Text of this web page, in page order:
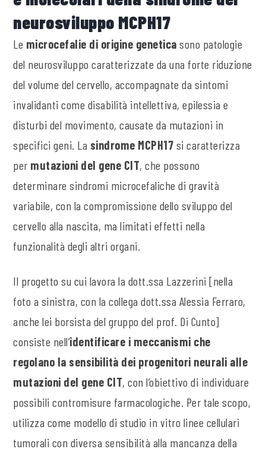
neurosviluppo MCPH17
Le microcefalie di origine genetica sono patologie
del neurosviluppo caratterizzate da una forte riduzione
del volume del cervello, accompagnate da sintomi
invalidanti come disabilità intellettiva, epilessia e
disturbi del movimento, causate da mutazioni in
specifici geni. La sindrome MCPH17 si caratterizza
per mutazioni del gene CIT, che possono
determinare sindromi microcefaliche di gravità
variabile, con la compromissione dello sviluppo del
cervello alla nascita, ma limitati effetti nella
funzionalità degli altri organi.
Il progetto su cui lavora la dott.ssa Lazzerini [nella
foto a sinistra, con la collega dott.ssa Alessia Ferraro,
anche lei borsista del gruppo del prof. Di Cunto]
consiste nell’identificare i meccanismi che
regolano la sensibilità dei progenitori neurali alle
mutazioni del gene CIT, con l’obiettivo di individuare
possibili contromisure farmacologiche. Per tale scopo,
utilizza come modello di studio in vitro linee cellulari
tumorali con diversa sensibilità alla mancanza della